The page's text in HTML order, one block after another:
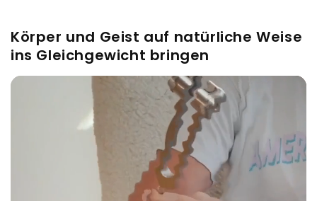
Körper und Geist auf natürliche Weise
ins Gleichgewicht bringen